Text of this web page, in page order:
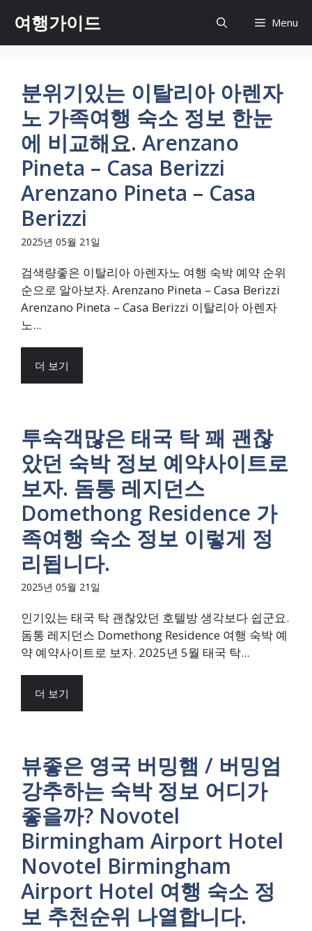
츠
여행가이드 Menu
분위기있는 이탈리아 아렌자
노 가족여행 숙소 정보 한눈
에 비교해요. Arenzano
Pineta – Casa Berizzi
Arenzano Pineta – Casa
Berizzi
2025년 05월 21일
검색량좋은 이탈리아 아렌자노 여행 숙박 예약 순위
순으로 알아보자. Arenzano Pineta – Casa Berizzi
Arenzano Pineta – Casa Berizzi 이탈리아 아렌자
노...
더 보기
투숙객많은 태국 탁 꽤 괜찮
았던 숙박 정보 예약사이트로
보자. 돔통 레지던스
Domethong Residence 가
족여행 숙소 정보 이렇게 정
리됩니다.
2025년 05월 21일
인기있는 태국 탁 괜찮았던 호텔방 생각보다 쉽군요.
돔통 레지던스 Domethong Residence 여행 숙박 예
약 예약사이트로 보자. 2025년 5월 태국 탁...
더 보기
뷰좋은 영국 버밍햄 / 버밍엄
강추하는 숙박 정보 어디가
좋을까? Novotel
Birmingham Airport Hotel
Novotel Birmingham
Airport Hotel 여행 숙소 정
보 추천순위 나열합니다.